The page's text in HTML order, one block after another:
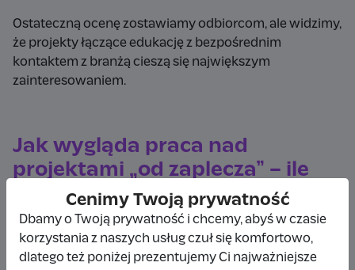
Ostateczną ocenę zostawiamy odbiorcom, ale widzimy,
że projekty łączące edukację z bezpośrednim
kontaktem z branżą cieszą się największym
zainteresowaniem.
Jak wygląda praca nad
projektami „od zaplecza” – ile
osób jest w to zaangażowanych
i jak dzielicie się zadaniami?
Wiktoria: Zespół fundacji liczy około 10 osób –
wliczając stałe członkinie oraz wolontariuszki. Zarząd i
Cenimy Twoją prywatność
Dbamy o Twoją prywatność i chcemy, abyś w czasie
korzystania z naszych usług czuł się komfortowo,
dlatego też poniżej prezentujemy Ci najważniejsze